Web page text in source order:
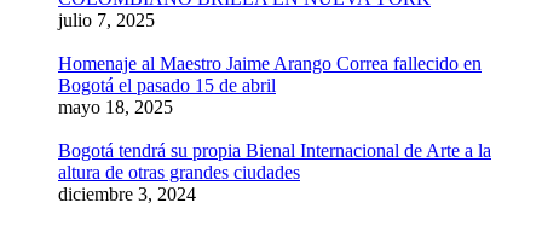
julio 7, 2025
Homenaje al Maestro Jaime Arango Correa fallecido en
Bogotá el pasado 15 de abril
mayo 18, 2025
Bogotá tendrá su propia Bienal Internacional de Arte a la
altura de otras grandes ciudades
diciembre 3, 2024